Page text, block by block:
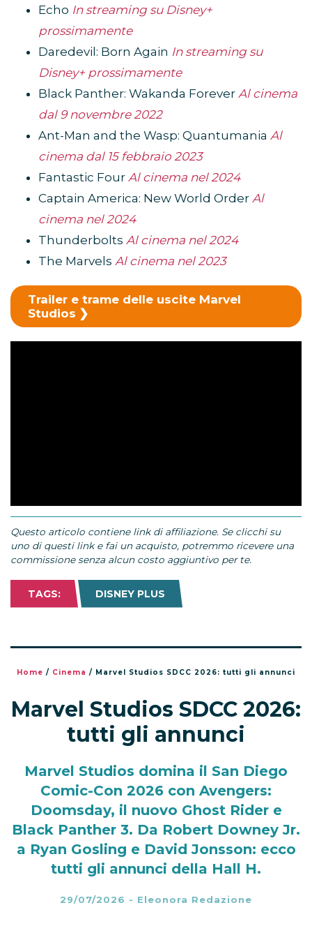
Echo In streaming su Disney+
prossimamente
Daredevil: Born Again In streaming su
Disney+ prossimamente
Black Panther: Wakanda Forever Al cinema
dal 9 novembre 2022
Ant-Man and the Wasp: Quantumania Al
cinema dal 15 febbraio 2023
Fantastic Four Al cinema nel 2024
Captain America: New World Order Al
cinema nel 2024
Thunderbolts Al cinema nel 2024
The Marvels Al cinema nel 2023
Trailer e trame delle uscite Marvel
Studios
Questo articolo contiene link di affiliazione. Se clicchi su
uno di questi link e fai un acquisto, potremmo ricevere una
commissione senza alcun costo aggiuntivo per te.
TAGS: DISNEY PLUS
Home / Cinema / Marvel Studios SDCC 2026: tutti gli annunci
Marvel Studios SDCC 2026:
tutti gli annunci
Marvel Studios domina il San Diego
Comic-Con 2026 con Avengers:
Doomsday, il nuovo Ghost Rider e
Black Panther 3. Da Robert Downey Jr.
a Ryan Gosling e David Jonsson: ecco
tutti gli annunci della Hall H.
29/07/2026 - Eleonora Redazione